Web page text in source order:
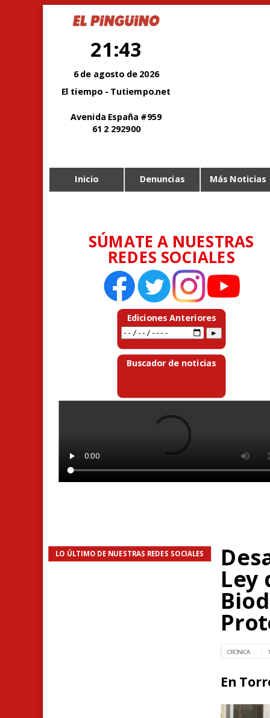
21:43
6 de agosto de 2026
El tiempo - Tutiempo.net
Avenida España #959
61 2 292900
Inicio Denuncias Más Noticias
SÚMATE A NUESTRAS
REDES SOCIALES
Ediciones Anteriores
Buscador de noticias
LO ÚLTIMO DE NUESTRAS REDES SOCIALES
Ley
CRONICA
En